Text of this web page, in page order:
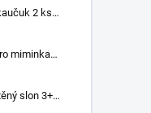
2 ks
& BLUSH 6+
miminka
slon 3+